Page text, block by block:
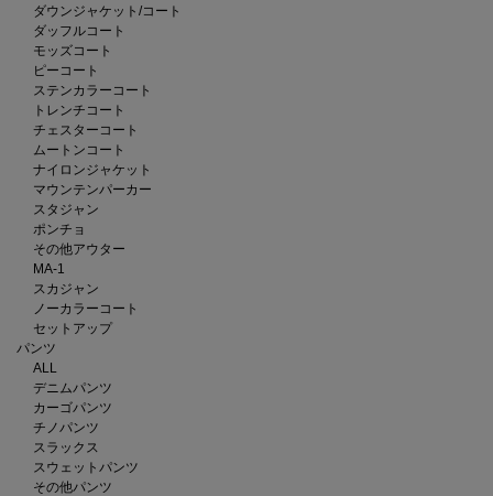
ダウンジャケット/コート
ダッフルコート
モッズコート
ピーコート
ステンカラーコート
トレンチコート
チェスターコート
ムートンコート
ナイロンジャケット
マウンテンパーカー
スタジャン
ポンチョ
その他アウター
MA-1
スカジャン
ノーカラーコート
セットアップ
パンツ
ALL
デニムパンツ
カーゴパンツ
チノパンツ
スラックス
スウェットパンツ
その他パンツ